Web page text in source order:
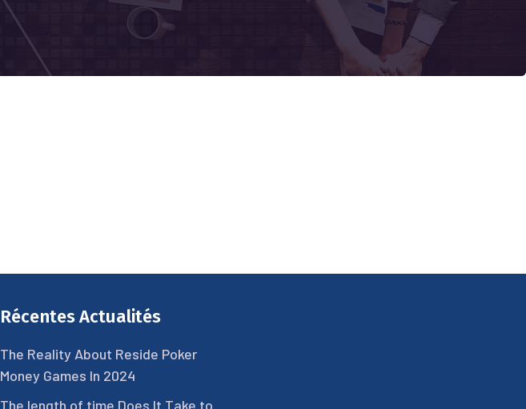
Récentes Actualités
The Reality About Reside Poker
Money Games In 2024
The length of time Does It Take to